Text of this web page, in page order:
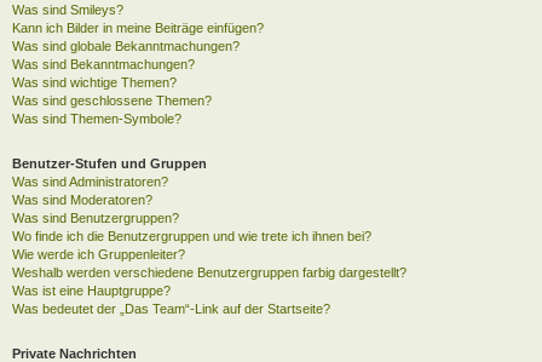
Was sind Smileys?
Kann ich Bilder in meine Beiträge einfügen?
Was sind globale Bekanntmachungen?
Was sind Bekanntmachungen?
Was sind wichtige Themen?
Was sind geschlossene Themen?
Was sind Themen-Symbole?
Benutzer-Stufen und Gruppen
Was sind Administratoren?
Was sind Moderatoren?
Was sind Benutzergruppen?
Wo finde ich die Benutzergruppen und wie trete ich ihnen bei?
Wie werde ich Gruppenleiter?
Weshalb werden verschiedene Benutzergruppen farbig dargestellt?
Was ist eine Hauptgruppe?
Was bedeutet der „Das Team“-Link auf der Startseite?
Private Nachrichten